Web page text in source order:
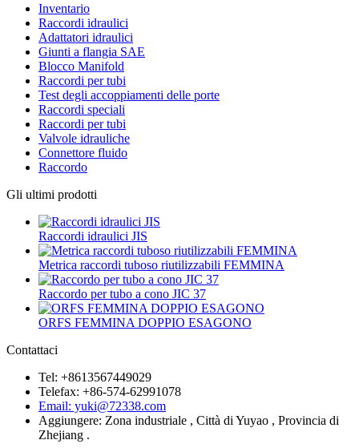
Inventario
Raccordi idraulici
Adattatori idraulici
Giunti a flangia SAE
Blocco Manifold
Raccordi per tubi
Test degli accoppiamenti delle porte
Raccordi speciali
Raccordi per tubi
Valvole idrauliche
Connettore fluido
Raccordo
Gli ultimi prodotti
Raccordi idraulici JIS
Metrica raccordi tuboso riutilizzabili FEMMINA
Raccordo per tubo a cono JIC 37
ORFS FEMMINA DOPPIO ESAGONO
Contattaci
Tel: +8613567449029
Telefax: +86-574-62991078
Email: yuki@72338.com
Aggiungere: Zona industriale , Città di Yuyao , Provincia di
Zhejiang .